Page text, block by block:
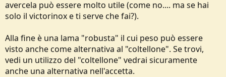
avercela può essere molto utile (come no.... ma se hai
solo il victorinox e ti serve che fai?).
Alla fine è una lama "robusta" il cui peso può essere
visto anche come alternativa al "coltellone". Se trovi,
vedi un utilizzo del "coltellone" vedrai sicuramente
anche una alternativa nell'accetta.